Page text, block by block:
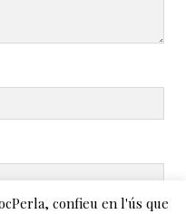
confieu en l'ús que